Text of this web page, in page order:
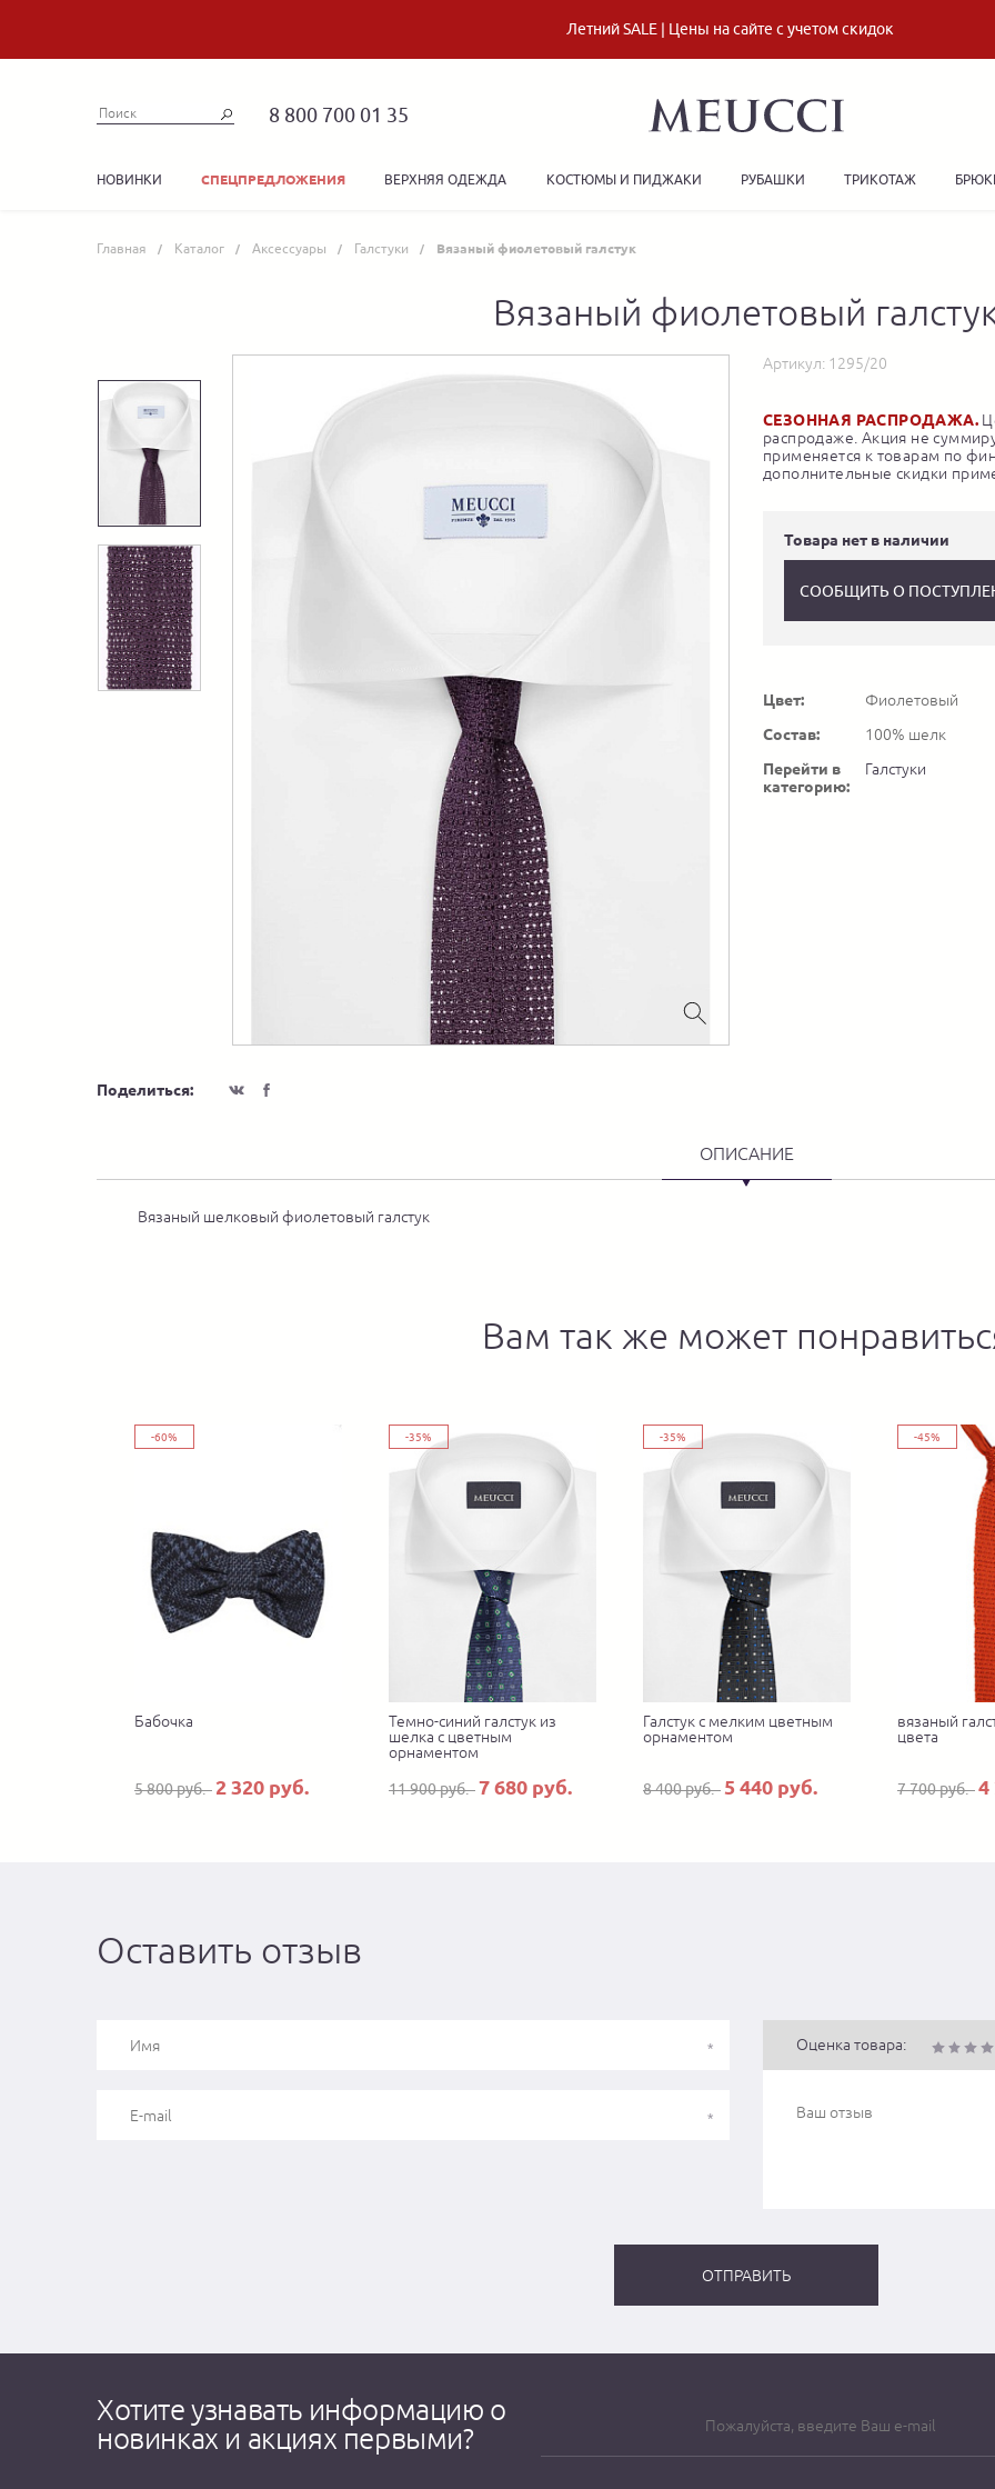
Летний SALE | Цены на сайте с учетом скидок
8 800 700 01 35
НОВИНКИ СПЕЦПРЕДЛОЖЕНИЯ ВЕРХНЯЯ ОДЕЖДА КОСТЮМЫ И ПИДЖАКИ РУБАШКИ ТРИКОТАЖ
Главная Каталог Аксессуары Галстуки Вязаный фиолетовый галстук
Вязаный фиолетовый
Поделиться:
Артикул: 1295/20
СЕЗОННАЯ РАСПРОДАЖА.
распродаже. Акция не
применяется к товарам по
дополнительные скидки
Товара нет в наличии
СООБЩИТЬ О
Цвет:
Фиолетовый
Состав:
100% шелк
Перейти в
категорию:
Галстуки
ОПИСАНИЕ
Вязаный шелковый фиолетовый галстук
Вам так же может
-60%
Бабочка
5 800 руб. 2 320 руб.
-35%
Темно-синий галстук из
шелка с цветным
орнаментом
11 900 руб.7 680 руб.
-35%
Галстук с мелким цветным
орнаментом
8 400 руб. 5 440 руб.
-45%
вязаный
цвета
7 700 руб.4
Оставить отзыв
Оценка товара:
Хотите узнавать информацию о
новинках и акциях первыми?